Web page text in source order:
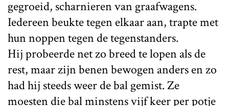
gegroeid, scharnieren van graafwagens.
Iedereen beukte tegen elkaar aan, trapte met
hun noppen tegen de tegenstanders.
Hij probeerde net zo breed te lopen als de
rest, maar zijn benen bewogen anders en zo
had hij steeds weer de bal gemist. Ze
moesten die bal minstens vijf keer per potje